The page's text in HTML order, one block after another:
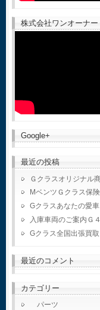
株式会社ワンオーナ
Google+
最近の投稿
Ｇクラスオリジナル
MベンツＧクラス保
Gクラスあなたの愛
入庫車両のご案内Ｇ
Gクラス全国出張買取
最近のコメント
カテゴリー
パーツ